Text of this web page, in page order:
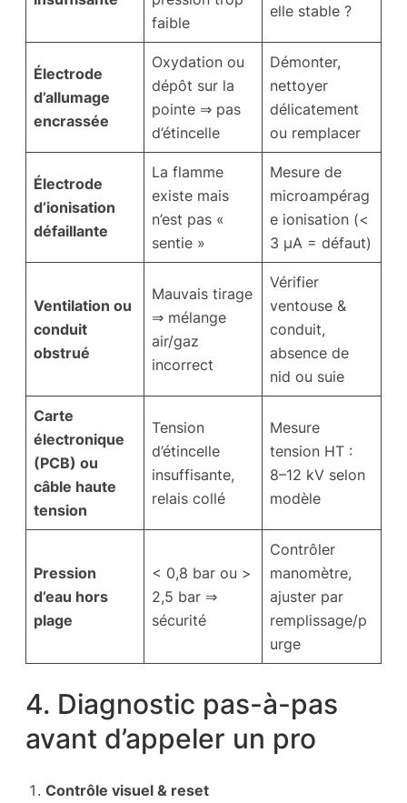
faible
elle stable ?
Électrode
d’allumage
encrassée
Oxydation ou
dépôt sur la
pointe ⇒ pas
d’étincelle
Démonter,
nettoyer
délicatement
ou remplacer
Électrode
d’ionisation
défaillante
La flamme
existe mais
n’est pas «
sentie »
Mesure de
microampérag
e ionisation (<
3 µA = défaut)
Ventilation ou
conduit
obstrué
Mauvais tirage
⇒ mélange
air/gaz
incorrect
Vérifier
ventouse &
conduit,
absence de
nid ou suie
Carte
électronique
(PCB) ou
câble haute
tension
Tension
d’étincelle
insuffisante,
relais collé
Mesure
tension HT :
8–12 kV selon
modèle
Pression
d’eau hors
plage
< 0,8 bar ou >
2,5 bar ⇒
sécurité
Contrôler
manomètre,
ajuster par
remplissage/p
urge
4. Diagnostic pas-à-pas
avant d’appeler un pro
Contrôle visuel & reset